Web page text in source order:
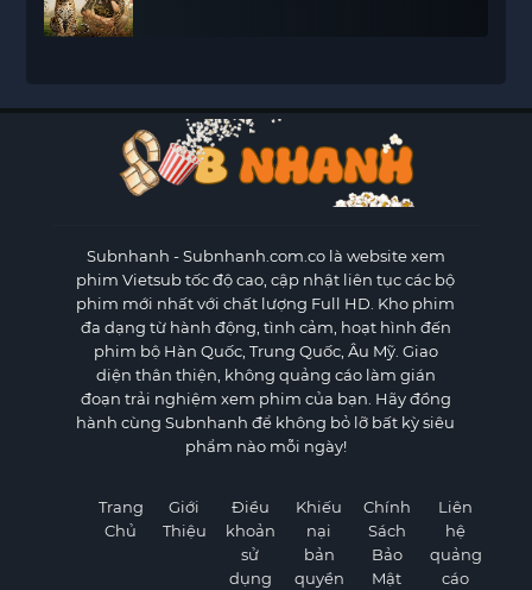
Subnhanh - Subnhanh.com.co là website xem
phim Vietsub tốc độ cao, cập nhật liên tục các bộ
phim mới nhất với chất lượng Full HD. Kho phim
đa dạng từ hành động, tình cảm, hoạt hình đến
phim bộ Hàn Quốc, Trung Quốc, Âu Mỹ. Giao
diện thân thiện, không quảng cáo làm gián
đoạn trải nghiệm xem phim của bạn. Hãy đồng
hành cùng Subnhanh để không bỏ lỡ bất kỳ siêu
phẩm nào mỗi ngày!
Trang
Chủ
Giới
Thiệu
Điều
khoản
sử
dụng
Khiếu
nại
bản
quyền
Chính
Sách
Bảo
Mật
Liên
hệ
quảng
cáo